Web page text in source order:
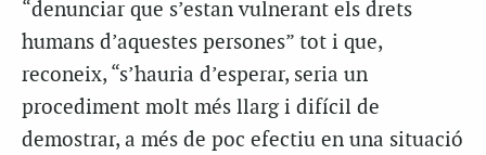
“denunciar que s’estan vulnerant els drets
humans d’aquestes persones” tot i que,
reconeix, “s’hauria d’esperar, seria un
procediment molt més llarg i difícil de
demostrar, a més de poc efectiu en una situació